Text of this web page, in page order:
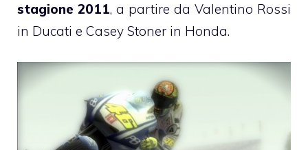
stagione 2011, a partire da Valentino Rossi
in Ducati e Casey Stoner in Honda.